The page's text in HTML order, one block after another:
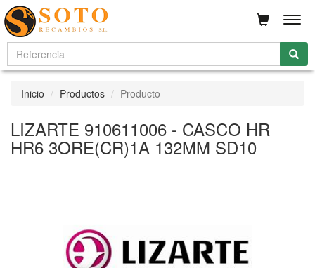
Inicio Productos Producto
LIZARTE 910611006 - CASCO HR
HR6 3ORE(CR)1A 132MM SD10